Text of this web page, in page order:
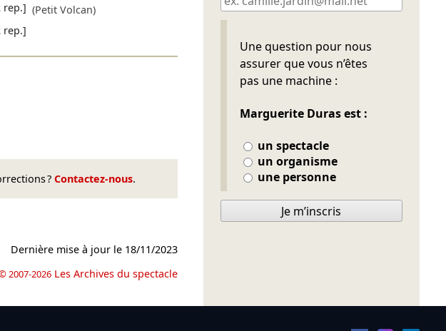
rep.] (Petit Volcan)
rep.]
? Contactez-nous.
Dernière mise à jour le 18/11/2023
2007-2026 Les Archives du spectacle
Une question pour nous
assurer que vous n’êtes
pas une machine :
Marguerite Duras est :
un spectacle
un organisme
une personne
Ne pas remplir
Je m’inscris